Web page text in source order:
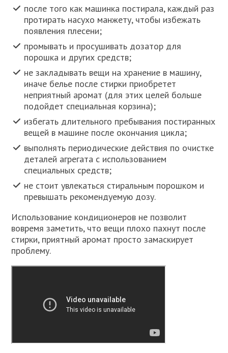
после того как машинка постирала, каждый раз
протирать насухо манжету, чтобы избежать
появления плесени;
промывать и просушивать дозатор для
порошка и других средств;
не закладывать вещи на хранение в машину,
иначе белье после стирки приобретет
неприятный аромат (для этих целей больше
подойдет специальная корзина);
избегать длительного пребывания постиранных
вещей в машине после окончания цикла;
выполнять периодические действия по очистке
деталей агрегата с использованием
специальных средств;
не стоит увлекаться стиральным порошком и
превышать рекомендуемую дозу.
Использование кондиционеров не позволит
вовремя заметить, что вещи плохо пахнут после
стирки, приятный аромат просто замаскирует
проблему.